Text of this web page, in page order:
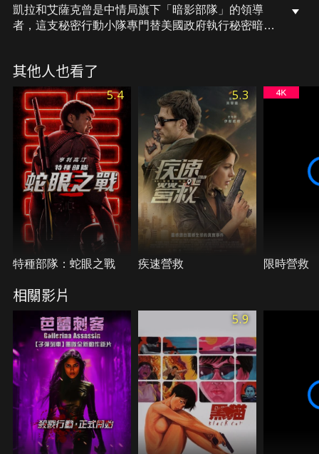
凱拉和艾薩克曾是中情局旗下「暗影部隊」的領導
者，這支秘密行動小隊專門替美國政府執行秘密暗殺
的生活。然而，八年後，凱拉和艾薩克的行蹤因為一
次意外而曝光，暗影部隊的創始人傑克於是對兩人展
開追捕。
其他人也看了
5.4
特種部隊：蛇眼之戰
5.3
疾速營救 限時營救
相關影片
5.9